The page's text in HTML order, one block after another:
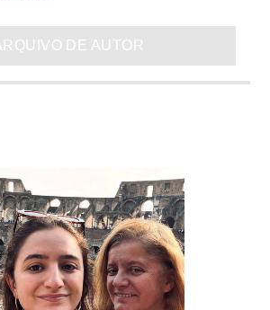
DE AUTOR